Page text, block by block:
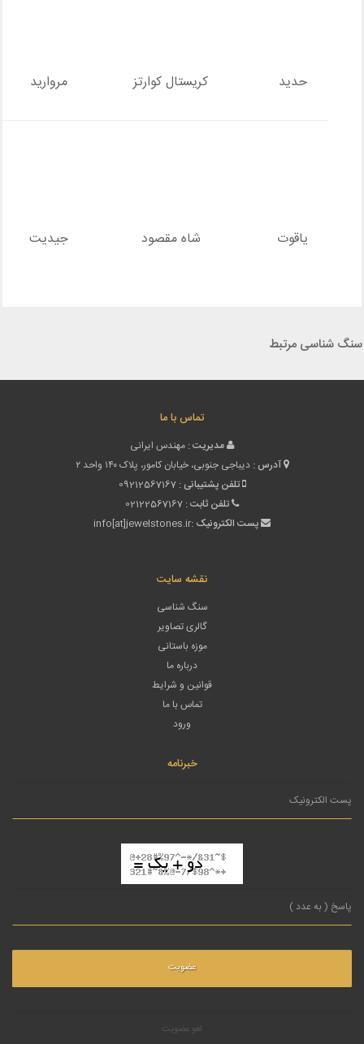
حدید کریستال کوارتز مروارید
یاقوت شاه مقصود جیدیت
سنگ شناسی مرتبط
تماس با ما
مدیریت : مهندس ایرانی
آدرس : دیباجی جنوبی، خیابان کامور، پلاک ۱۴۰ واحد ۲
تلفن پشتیبانی : 09212567167
تلفن ثابت : 02122567167
پست الکترونیک :info[at]jewelstones.ir
نقشه سایت
سنگ شناسی
گالری تصاویر
موزه باستانی
درباره ما
قوانین و شرایط
تماس با ما
ورود
خبرنامه
لغو عضویت